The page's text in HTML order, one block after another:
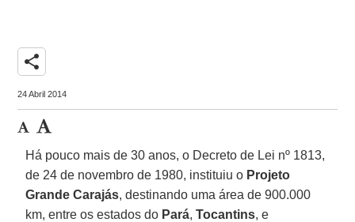
share
24 Abril 2014
Há pouco mais de 30 anos, o Decreto de Lei nº 1813,
de 24 de novembro de 1980, instituiu o Projeto
Grande Carajás, destinando uma área de 900.000
km, entre os estados do Pará,Tocantins, e